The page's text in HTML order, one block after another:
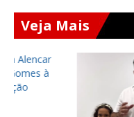
Veja Mais